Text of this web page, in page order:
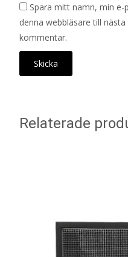
Spara mitt namn, min
denna webbläsare till
kommentar.
Relaterade